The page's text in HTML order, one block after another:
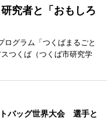
究者と「おもしろ
グラム「つくばまるごと
つくば（つくば市研究学
バッグ世界大会 選手と